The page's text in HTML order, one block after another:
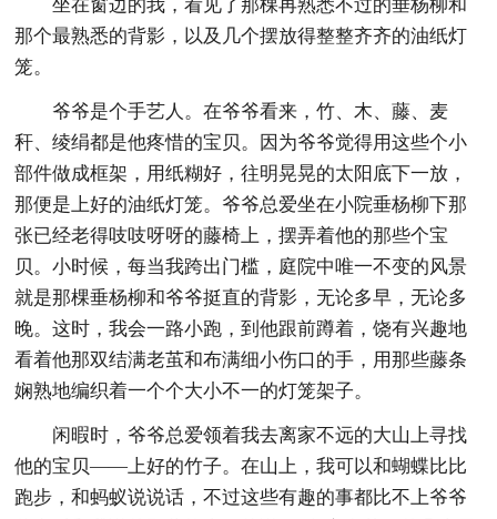
坐在窗边的我，看见了那棵再熟悉不过的垂杨柳和
那个最熟悉的背影，以及几个摆放得整整齐齐的油纸灯
笼。
爷爷是个手艺人。在爷爷看来，竹、木、藤、麦
秆、绫绢都是他疼惜的宝贝。因为爷爷觉得用这些个小
部件做成框架，用纸糊好，往明晃晃的太阳底下一放，
那便是上好的油纸灯笼。爷爷总爱坐在小院垂杨柳下那
张已经老得吱吱呀呀的藤椅上，摆弄着他的那些个宝
贝。小时候，每当我跨出门槛，庭院中唯一不变的风景
就是那棵垂杨柳和爷爷挺直的背影，无论多早，无论多
晚。这时，我会一路小跑，到他跟前蹲着，饶有兴趣地
看着他那双结满老茧和布满细小伤口的手，用那些藤条
娴熟地编织着一个个大小不一的灯笼架子。
闲暇时，爷爷总爱领着我去离家不远的大山上寻找
他的宝贝——上好的竹子。在山上，我可以和蝴蝶比比
跑步，和蚂蚁说说话，不过这些有趣的事都比不上爷爷